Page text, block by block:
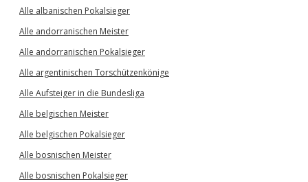
Alle albanischen Pokalsieger
Alle andorranischen Meister
Alle andorranischen Pokalsieger
Alle argentinischen Torschützenkönige
Alle Aufsteiger in die Bundesliga
Alle belgischen Meister
Alle belgischen Pokalsieger
Alle bosnischen Meister
Alle bosnischen Pokalsieger